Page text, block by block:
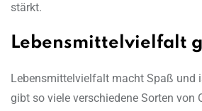
stärkt.
Lebensmittelvielfalt
Lebensmittelvielfalt macht Spaß und
gibt so viele verschiedene Sorten von